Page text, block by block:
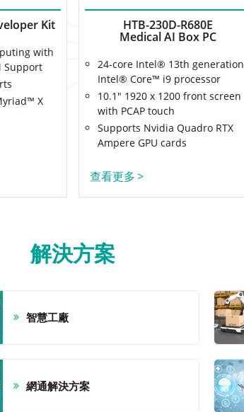
Kit
with
Support
X
HTB-230D-R680E
Medical AI Box PC
24-core Intel® 13th generation
Intel® Core™ i9 processor
10.1" 1920 x 1200 front screen
with PCAP touch
Supports Nvidia Quadro RTX
Ampere GPU cards
查看更多>
解決方案
智慧工廠
網通解決方案